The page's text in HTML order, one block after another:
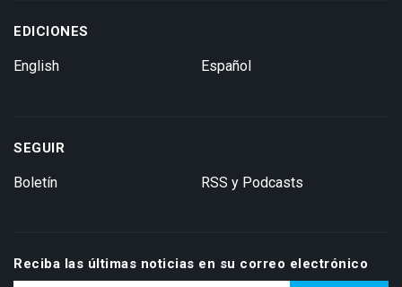
EDICIONES
English Español
SEGUIR
Boletín RSS y Podcasts
Reciba las últimas noticias en su correo electrónico